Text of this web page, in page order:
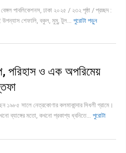
পাবলিকেশনস, ঢাকা ২০২৫ / ২৩২ পৃষ্ঠা / প্রচ্ছদ :
উপন্যাস শেফালি, বকুল, মুমু, টুল... পুরোটা পড়ুন
পরিহাস ও এক অপরিমেয়
১৯৮৫ সালে নেত্রকোণার কলমাকান্দার সিধলী গ্রামে।
ব্যাঙ্গের মতো, কখনো প্রকাশ্য ধ্বনিতে... পুরোটা